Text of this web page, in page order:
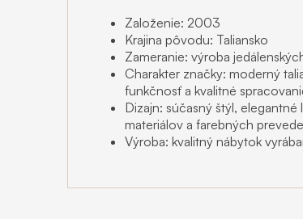
Založenie: 2003
Krajina pôvodu: Taliansko
Zameranie: výroba
Charakter značky: moderný
funkčnosť a kvalitné
Dizajn: súčasný štýl,
materiálov a farebných
Výroba: kvalitný nábytok